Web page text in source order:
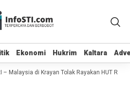
Ekonomi Hukrim Kaltara
Ekonomi Hukrim Kaltara
di Krayan Tolak Rayakan HUT RI 81